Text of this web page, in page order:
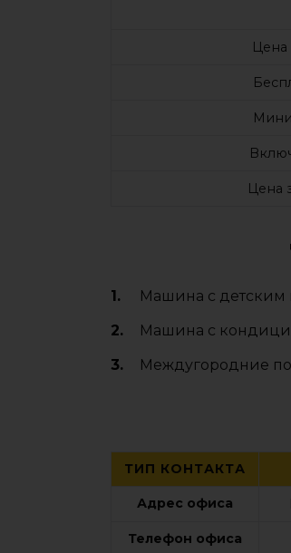
Цена
Цена
Машина с детским
Машина с
Междугородние
ТИП КОНТАКТА
Адрес офиса
Телефон офиса